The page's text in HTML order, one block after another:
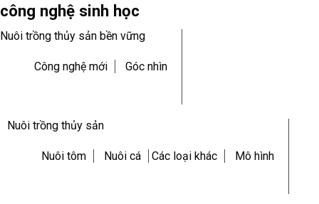
công nghệ sinh học
Nuôi trồng thủy sản bền vững
Công nghệ mới Góc nhìn
Nuôi trồng thủy sản
Nuôi tôm Nuôi cá Các loại khác Mô hình